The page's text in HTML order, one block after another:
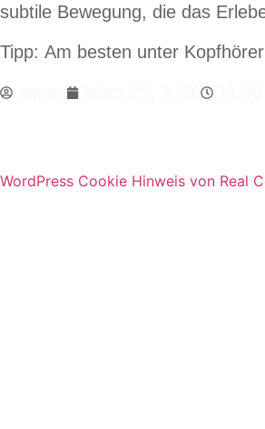
subtile Bewegung, die das
Tipp: Am besten unter
WordPress Cookie Hinweis von Real